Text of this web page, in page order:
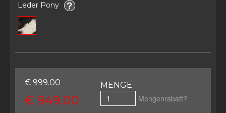
Leder Pony
€ 999.00
€ 949.00
MENGE
Mengenrabatt?